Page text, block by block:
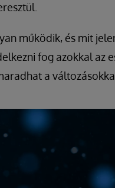
működik, és mit
fog azokkal az
a